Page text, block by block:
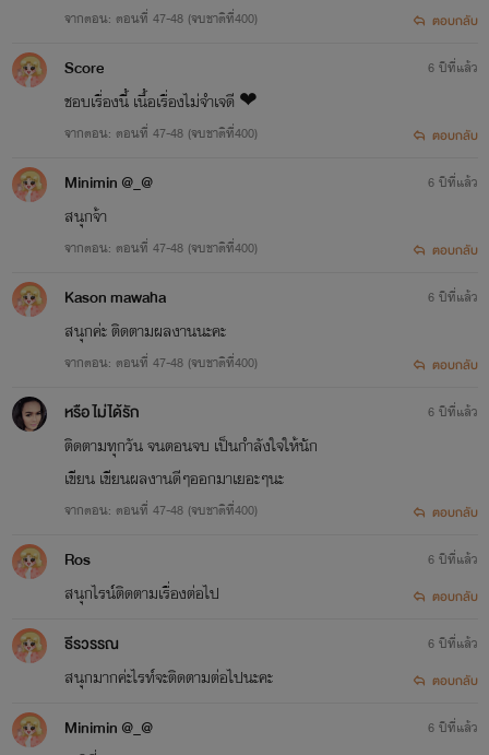
จากตอน: ตอนที่ 47-48 (จบชาติที่400) ตอบกลับ
Score
ชอบเรื่องนี้ เนื้อเรื่องไม่จำเจดี ❤
จากตอน: ตอนที่ 47-48 (จบชาติที่400)
6 ปีที่แล้ว
ตอบกลับ
Minimin @_@
สนุกจ้า
จากตอน: ตอนที่ 47-48 (จบชาติที่400)
6 ปีที่แล้ว
ตอบกลับ
Kason mawaha
สนุกค่ะ ติดตามผลงานนะคะ
จากตอน: ตอนที่ 47-48 (จบชาติที่400)
6 ปีที่แล้ว
ตอบกลับ
หรือ ไม่ได้รัก
ติดตามทุกวัน จนตอนจบ เป็นกำลังใจให้นัก
เขียน เขียนผลงานดีๆออกมาเยอะๆนะ
จากตอน: ตอนที่ 47-48 (จบชาติที่400)
6 ปีที่แล้ว
ตอบกลับ
Ros
สนุกไรน์ติดตามเรื่องต่อไป
6 ปีที่แล้ว
ตอบกลับ
ธีรวรรณ
สนุกมากค่ะไรท์จะติดตามต่อไปนะคะ
6 ปีที่แล้ว
ตอบกลับ
Minimin @_@ 6 ปีที่แล้ว